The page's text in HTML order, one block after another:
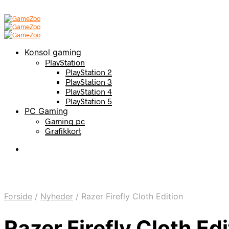
Konsol gaming
PlayStation
PlayStation 2
PlayStation 3
PlayStation 4
PlayStation 5
PC Gaming
Gaming pc
Grafikkort
Forside / Nyheder / Razer Firefly Cloth Edition